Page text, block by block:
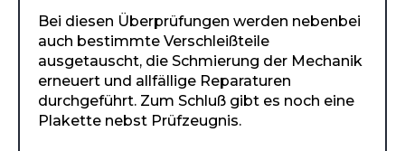
Bei diesen Überprüfungen werden nebenbei
auch bestimmte Verschleißteile
ausgetauscht, die Schmierung der Mechanik
erneuert und allfällige Reparaturen
durchgeführt. Zum Schluß gibt es noch eine
Plakette nebst Prüfzeugnis.